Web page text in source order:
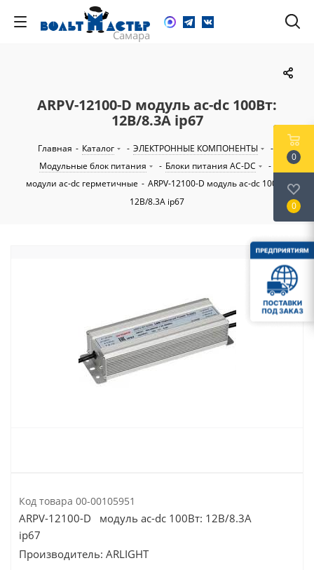
ARPV-12100-D модуль ac-dc 100Вт:
12В/8.3А ip67
Главная - Каталог - ЭЛЕКТРОННЫЕ КОМПОНЕНТЫ
-
Модульные блок питания
- Блоки питания AC-DC
-
модули ac-dc герметичные - ARPV-12100-D модуль ac-dc 100Вт:
12В/8.3А ip67
Код товара 00-00105951
ARPV-12100-D модуль ac-dc 100Вт: 12В/8.3А
ip67
Производитель: ARLIGHT
0
0